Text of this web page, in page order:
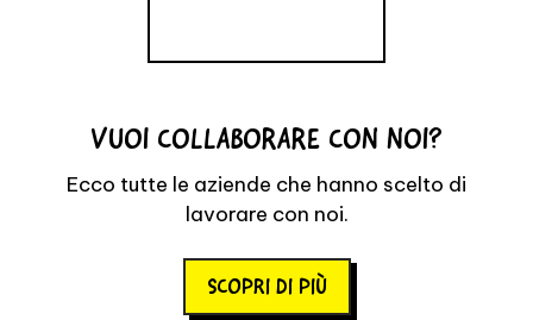
VUOI COLLABORARE CON NOI?
Ecco tutte le aziende che hanno scelto di
lavorare con noi.
SCOPRI DI PIÙ